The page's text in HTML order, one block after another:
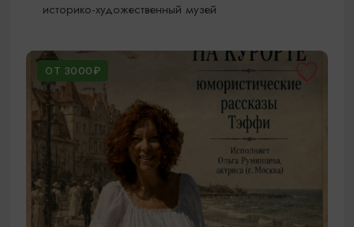
историко-художественный музей
ОТ 3000₽